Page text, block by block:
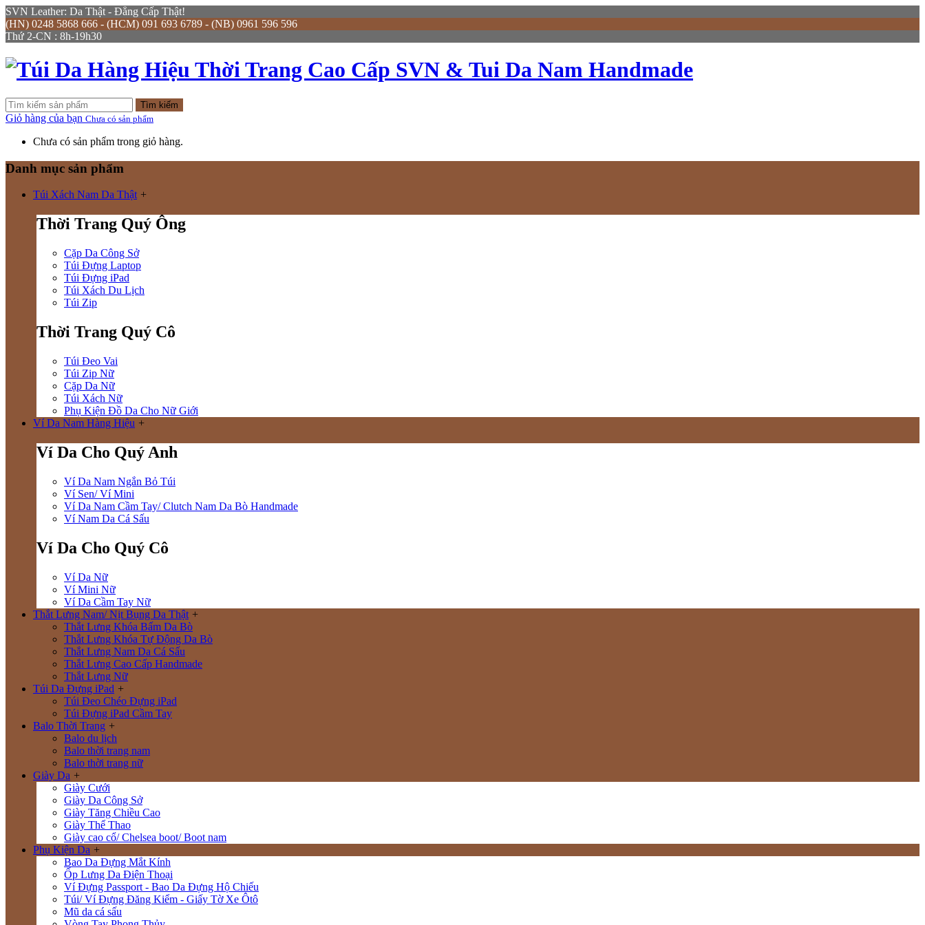
SVN Leather: Da Thật - Đẳng Cấp Thật!
(HN) 0248 5868 666 - (HCM) 091 693 6789 - (NB) 0961 596 596
Thứ 2-CN : 8h-19h30
Tìm kiếm
Giỏ hàng của bạn Chưa có sản phẩm
Chưa có sản phẩm trong giỏ hàng.
Danh mục sản phẩm
Túi Xách Nam Da Thật +
Thời Trang Quý Ông
Cặp Da Công Sở
Túi Đựng Laptop
Túi Đựng iPad
Túi Xách Du Lịch
Túi Zip
Thời Trang Quý Cô
Túi Đeo Vai
Túi Zip Nữ
Cặp Da Nữ
Túi Xách Nữ
Phụ Kiện Đồ Da Cho Nữ Giới
Ví Da Nam Hàng Hiệu +
Ví Da Cho Quý Anh
Ví Da Nam Ngắn Bỏ Túi
Ví Sen/ Ví Mini
Ví Da Nam Cầm Tay/ Clutch Nam Da Bò Handmade
Ví Nam Da Cá Sấu
Ví Da Cho Quý Cô
Ví Da Nữ
Ví Mini Nữ
Ví Da Cầm Tay Nữ
Thắt Lưng Nam/ Nịt Bụng Da Thật +
Thắt Lưng Khóa Bấm Da Bò
Thắt Lưng Khóa Tự Động Da Bò
Thắt Lưng Nam Da Cá Sấu
Thắt Lưng Cao Cấp Handmade
Thắt Lưng Nữ
Túi Da Đựng iPad +
Túi Đeo Chéo Đựng iPad
Túi Đựng iPad Cầm Tay
Balo Thời Trang +
Balo du lịch
Balo thời trang nam
Balo thời trang nữ
Giày Da +
Giày Cưới
Giày Da Công Sở
Giày Tăng Chiều Cao
Giày Thể Thao
Giày cao cổ/ Chelsea boot/ Boot nam
Phụ Kiện Da +
Bao Da Đựng Mắt Kính
Ốp Lưng Da Điện Thoại
Ví Đựng Passport - Bao Da Đựng Hộ Chiếu
Túi/ Ví Đựng Đăng Kiểm - Giấy Tờ Xe Ôtô
Mũ da cá sấu